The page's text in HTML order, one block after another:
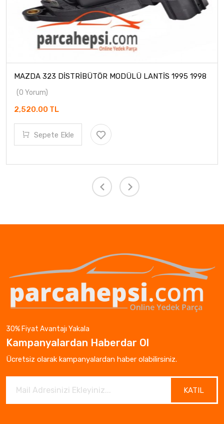
MAZDA 323 DİSTRİBÜTÖR MODÜLÜ LANTİS 1995 1998
(0 Yorum)
2,520.00 TL
Sepete Ekle
30% Fiyat Avantajı Yakala
Kampanyalardan Haberdar Ol
Ücretsiz olarak kampanyalardan haber olabilirsiniz.
KATIL